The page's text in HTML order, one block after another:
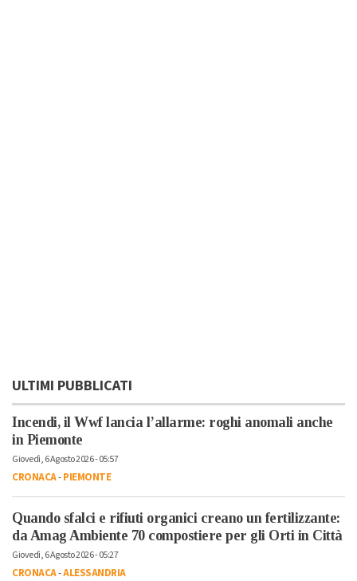
ULTIMI PUBBLICATI
Incendi, il Wwf lancia l’allarme: roghi anomali anche
in Piemonte
Giovedì, 6 Agosto 2026 - 05:57
CRONACA-PIEMONTE
Quando sfalci e rifiuti organici creano un fertilizzante:
da Amag Ambiente 70 compostiere per gli Orti in Città
Giovedì, 6 Agosto 2026 - 05:27
CRONACA-ALESSANDRIA